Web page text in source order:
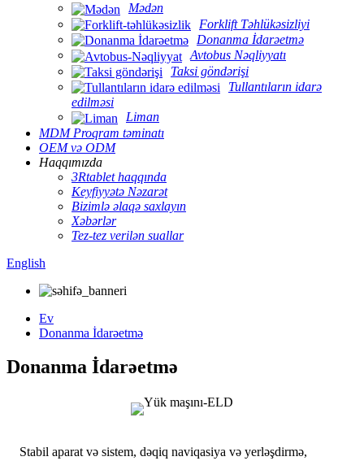
Mədən
Forklift Təhlükəsizliyi
Donanma İdarəetmə
Avtobus Nəqliyyatı
Taksi göndərişi
Tullantıların idarə
edilməsi
Liman
MDM Proqram təminatı
OEM və ODM
Haqqımızda
3Rtablet haqqında
Keyfiyyətə Nəzarət
Bizimlə əlaqə saxlayın
Xəbərlər
Tez-tez verilən suallar
English
Ev
Donanma İdarəetmə
Donanma İdarəetmə
Stabil aparat və sistem, dəqiq naviqasiya və yerləşdirmə,